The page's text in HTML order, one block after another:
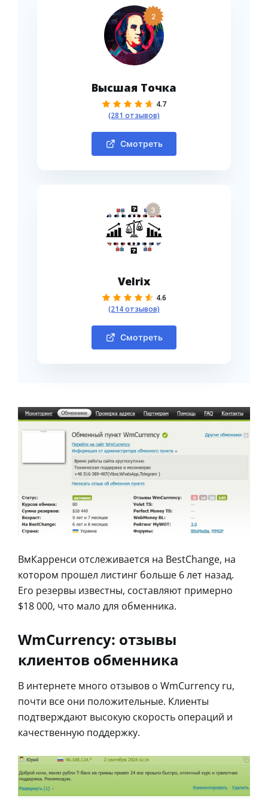
2
Высшая Точка
4.7
(281 отзывов)
Смотреть
3
Velrix
4.6
(214 отзывов)
Смотреть
ВмКарренси отслеживается на BestChange, на
котором прошел листинг больше 6 лет назад.
Его резервы известны, составляют примерно
$18 000, что мало для обменника.
WmCurrency: отзывы
клиентов обменника
В интернете много отзывов о WmCurrency ru,
почти все они положительные. Клиенты
подтверждают высокую скорость операций и
качественную поддержку.